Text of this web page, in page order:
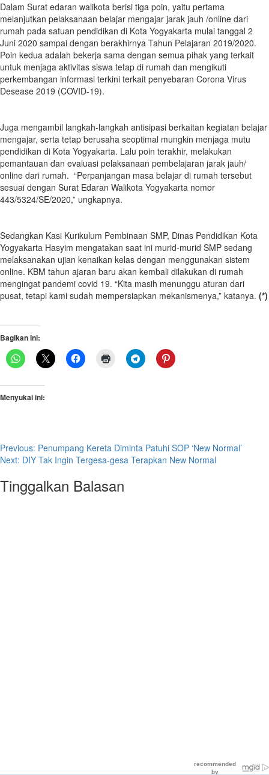
Dalam Surat edaran walikota berisi tiga poin, yaitu pertama
melanjutkan pelaksanaan belajar mengajar jarak jauh /online dari
rumah pada satuan pendidikan di Kota Yogyakarta mulai tanggal 2
Juni 2020 sampai dengan berakhirnya Tahun Pelajaran 2019/2020.
Poin kedua adalah bekerja sama dengan semua pihak yang terkait
untuk menjaga aktivitas siswa tetap di rumah dan mengikuti
perkembangan informasi terkini terkait penyebaran Corona Virus
Desease 2019 (COVID-19).
Juga mengambil langkah-langkah antisipasi berkaitan kegiatan belajar
mengajar, serta tetap berusaha seoptimal mungkin menjaga mutu
pendidikan di Kota Yogyakarta. Lalu poin terakhir, melakukan
pemantauan dan evaluasi pelaksanaan pembelajaran jarak jauh/
online dari rumah. “Perpanjangan masa belajar di rumah tersebut
sesuai dengan Surat Edaran Walikota Yogyakarta nomor
443/5324/SE/2020,” ungkapnya.
Sedangkan Kasi Kurikulum Pembinaan SMP, Dinas Pendidikan Kota
Yogyakarta Hasyim mengatakan saat ini murid-murid SMP sedang
melaksanakan ujian kenaikan kelas dengan menggunakan sistem
online. KBM tahun ajaran baru akan kembali dilakukan di rumah
mengingat pandemi covid 19. “Kita masih menunggu aturan dari
pusat, tetapi kami sudah mempersiapkan mekanismenya,” katanya. (*)
Bagikan ini:
Menyukai ini:
Post
navigation
Previous: Penumpang Kereta Diminta Patuhi SOP ‘New Normal’
Next: DIY Tak Ingin Tergesa-gesa Terapkan New Normal
Tinggalkan Balasan